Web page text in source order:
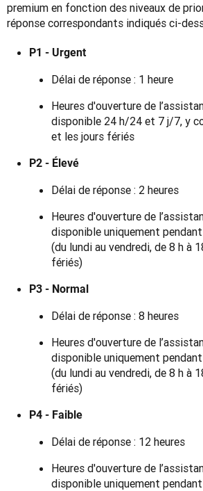
premium en fonction des niveaux de
réponse correspondants indiqués ci-
P1 - Urgent
Délai de réponse : 1 heure
Heures d'ouverture de
disponible 24 h/24 et 7 j/7, y
et les jours fériés
P2 - Élevé
Délai de réponse : 2 heures
Heures d'ouverture de
disponible uniquement
(du lundi au vendredi, de 8 h à
fériés)
P3 - Normal
Délai de réponse : 8 heures
Heures d'ouverture de
disponible uniquement
(du lundi au vendredi, de 8 h à
fériés)
P4 - Faible
Délai de réponse : 12 heures
Heures d'ouverture de
disponible uniquement